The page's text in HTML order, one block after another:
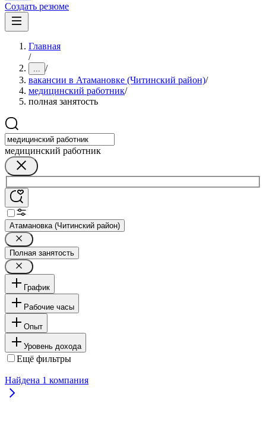
Создать резюме
Главная
/
... /
вакансии в Атамановке (Читинский район)/
медицинский работник/
полная занятость
медицинский работник
Атамановка (Читинский район)
Полная занятость
График
Рабочие часы
Опыт
Уровень дохода
Ещё фильтры
Найдена 1 компания